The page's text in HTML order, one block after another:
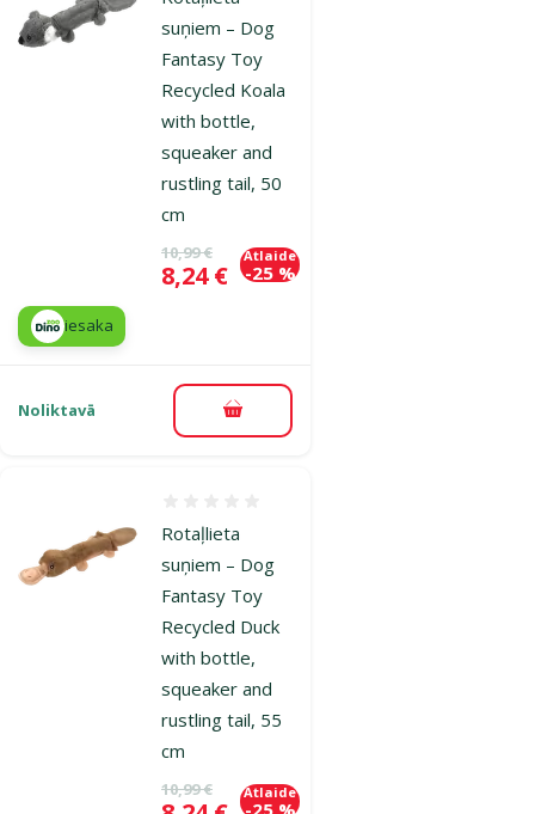
suņiem – Dog
Fantasy Toy
Recycled Koala
with bottle,
squeaker and
rustling tail, 50
cm
Oriģinālā cena
10,99 €
Cena
8,24 €
Atlaide
-25 %
iesaka
Noliktavā Pievienot grozam
Rotaļlieta
suņiem – Dog
Fantasy Toy
Recycled Duck
with bottle,
squeaker and
rustling tail, 55
cm
Oriģinālā cena
10,99 € Atlaide
-25 %